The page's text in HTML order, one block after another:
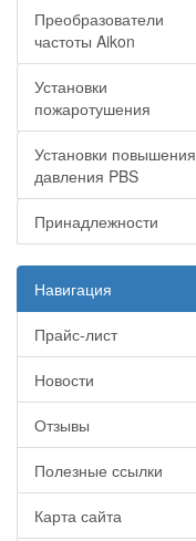
Преобразователи
частоты Aikon
Установки
пожаротушения
Установки повышения
давления PBS
Принадлежности
Навигация
Прайс-лист
Новости
Отзывы
Полезные ссылки
Карта сайта